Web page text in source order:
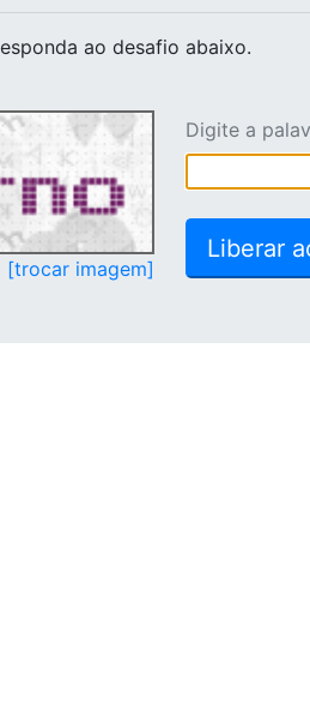
ao desafio abaixo.
[trocar imagem]
Digite a